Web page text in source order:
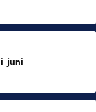
i juni